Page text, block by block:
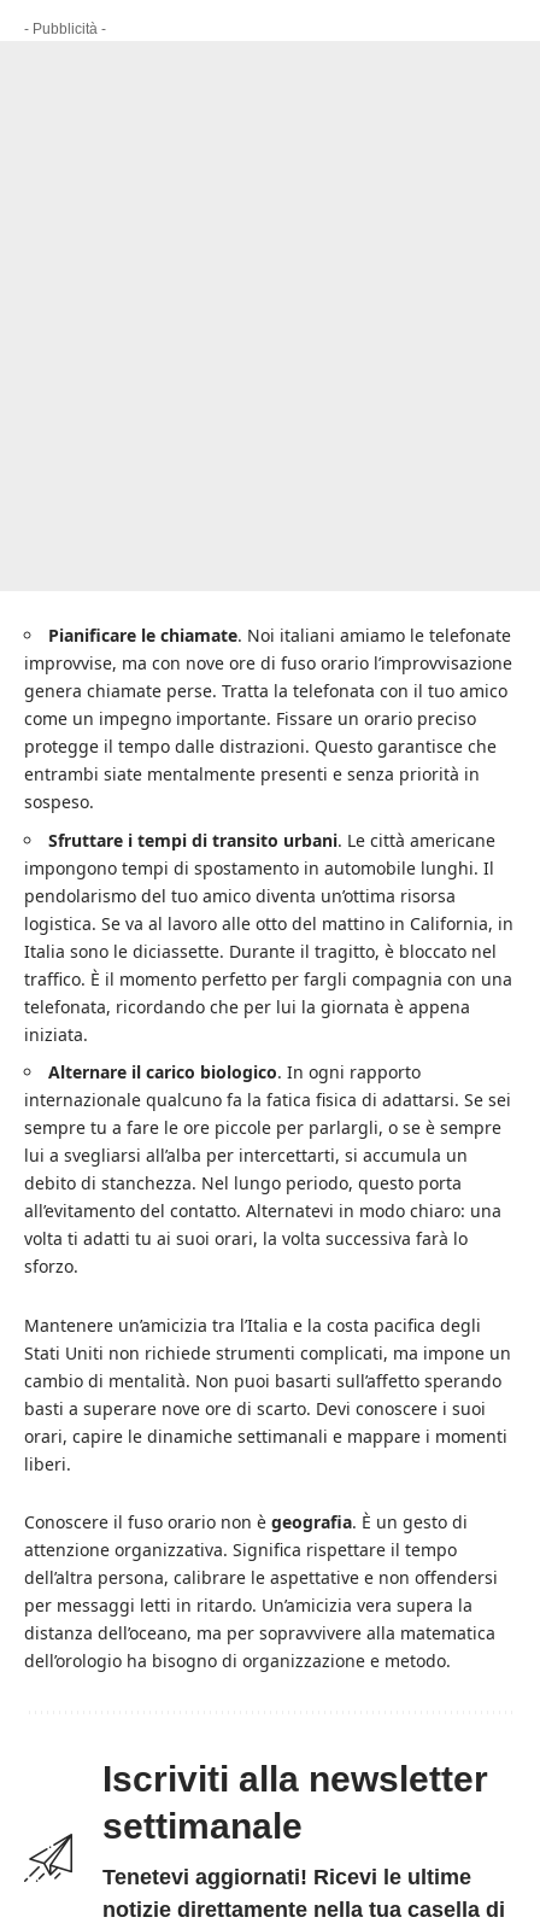
- Pubblicità -
Pianificare le chiamate. Noi italiani amiamo le telefonate
improvvise, ma con nove ore di fuso orario l’improvvisazione
genera chiamate perse. Tratta la telefonata con il tuo amico
come un impegno importante. Fissare un orario preciso
protegge il tempo dalle distrazioni. Questo garantisce che
entrambi siate mentalmente presenti e senza priorità in
sospeso.
Sfruttare i tempi di transito urbani. Le città americane
impongono tempi di spostamento in automobile lunghi. Il
pendolarismo del tuo amico diventa un’ottima risorsa
logistica. Se va al lavoro alle otto del mattino in California, in
Italia sono le diciassette. Durante il tragitto, è bloccato nel
traffico. È il momento perfetto per fargli compagnia con una
telefonata, ricordando che per lui la giornata è appena
iniziata.
Alternare il carico biologico. In ogni rapporto
internazionale qualcuno fa la fatica fisica di adattarsi. Se sei
sempre tu a fare le ore piccole per parlargli, o se è sempre
lui a svegliarsi all’alba per intercettarti, si accumula un
debito di stanchezza. Nel lungo periodo, questo porta
all’evitamento del contatto. Alternatevi in modo chiaro: una
volta ti adatti tu ai suoi orari, la volta successiva farà lo
sforzo.
Mantenere un’amicizia tra l’Italia e la costa pacifica degli
Stati Uniti non richiede strumenti complicati, ma impone un
cambio di mentalità. Non puoi basarti sull’affetto sperando
basti a superare nove ore di scarto. Devi conoscere i suoi
orari, capire le dinamiche settimanali e mappare i momenti
liberi.
Conoscere il fuso orario non è geografia. È un gesto di
attenzione organizzativa. Significa rispettare il tempo
dell’altra persona, calibrare le aspettative e non offendersi
per messaggi letti in ritardo. Un’amicizia vera supera la
distanza dell’oceano, ma per sopravvivere alla matematica
dell’orologio ha bisogno di organizzazione e metodo.
Iscriviti alla newsletter
settimanale
Tenetevi aggiornati! Ricevi le ultime
notizie direttamente nella tua casella di